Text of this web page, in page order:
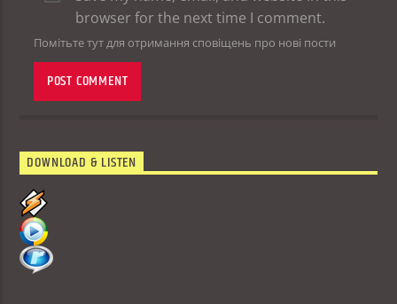
browser for the next time I comment.
Помітьте тут для отримання сповіщень про нові пости
DOWNLOAD & LISTEN